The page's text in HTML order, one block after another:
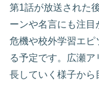
第1話が放送された
ーンや名言にも注
危機や校外学習エピ
る予定です。広瀬
長していく様子から